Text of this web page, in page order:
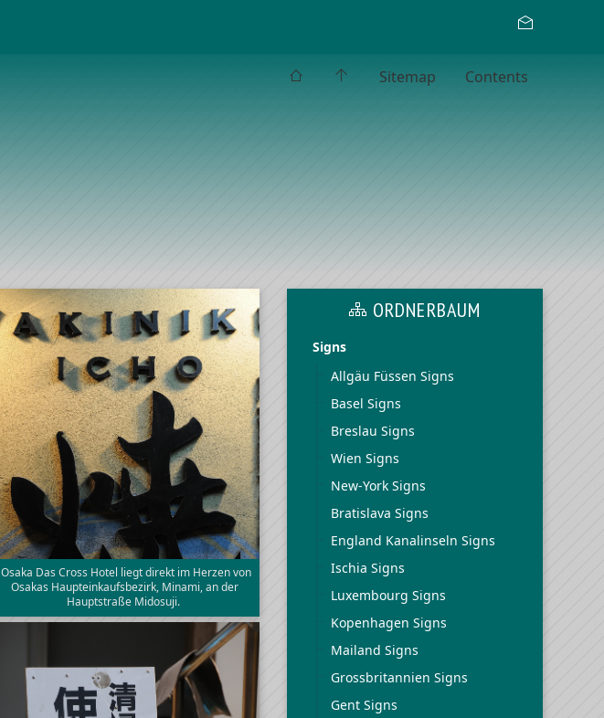
Sitemap Contents
Osaka Das Cross Hotel liegt direkt im Herzen von
Osakas Haupteinkaufsbezirk, Minami, an der
Hauptstraße Midosuji.
ORDNERBAUM
Signs
Allgäu Füssen Signs
Basel Signs
Breslau Signs
Wien Signs
New-York Signs
Bratislava Signs
England Kanalinseln Signs
Ischia Signs
Luxembourg Signs
Kopenhagen Signs
Mailand Signs
Grossbritannien Signs
Gent Signs